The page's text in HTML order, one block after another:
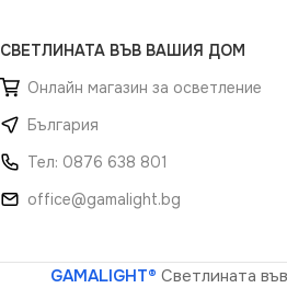
СВЕТЛИНАТА ВЪВ ВАШИЯ ДОМ
Онлайн магазин за осветление
България
Тел: 0876 638 801
office@gamalight.bg
GAMALIGHT® Светлината